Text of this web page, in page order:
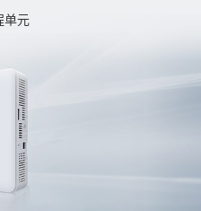
单元